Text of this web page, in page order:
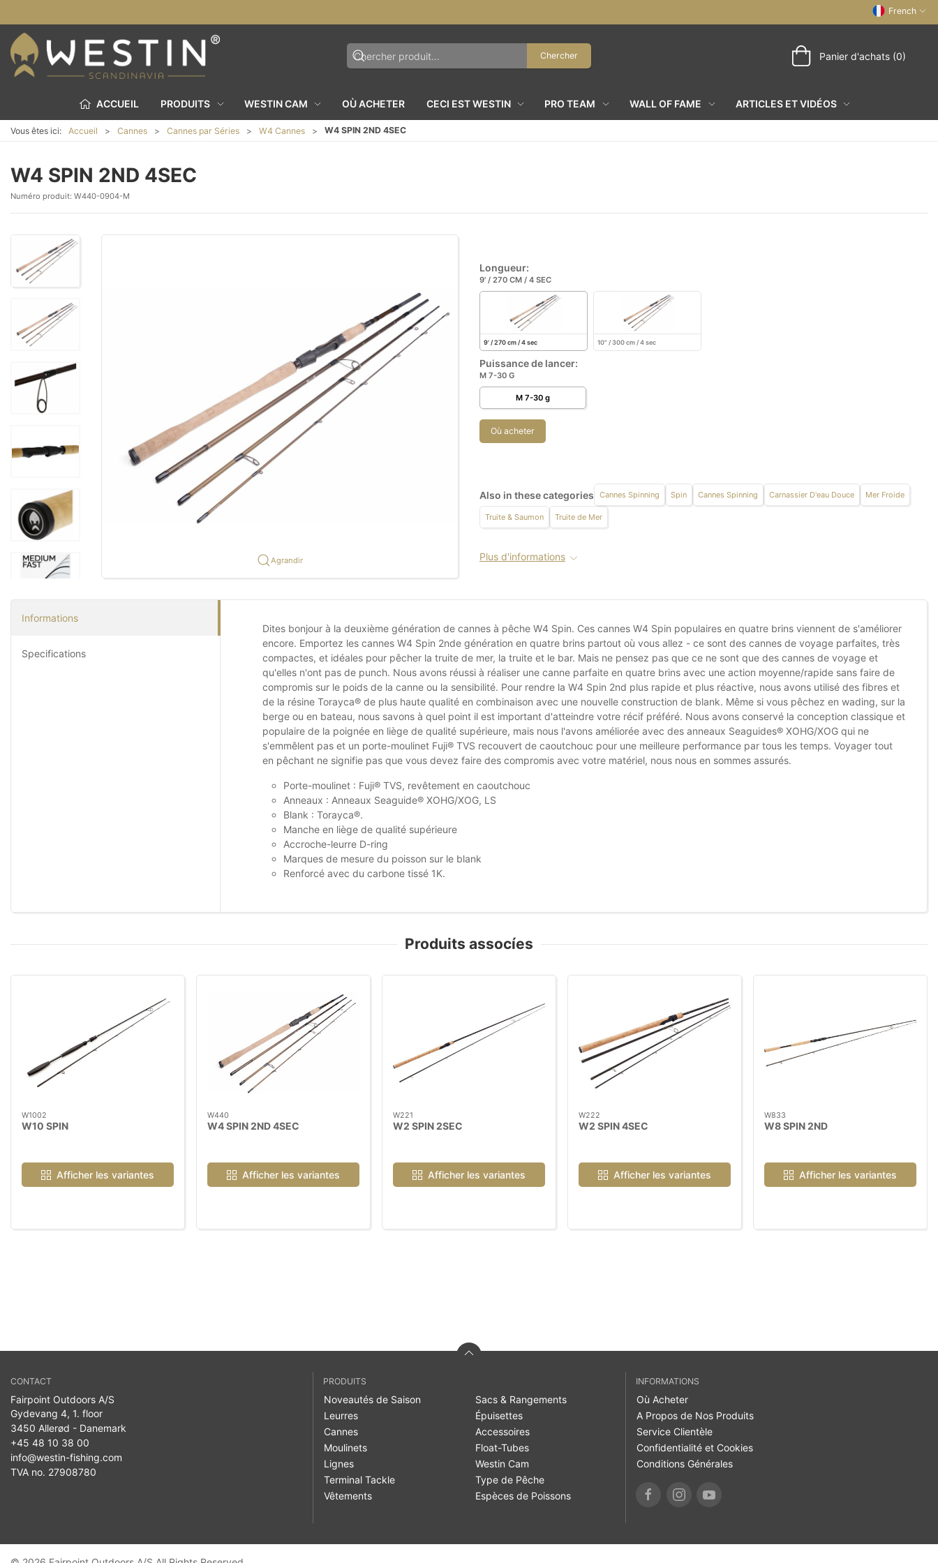
French
Chercher Panier d'achats (0)
ACCUEIL PRODUITS WESTIN CAM OÙ ACHETER CECI EST WESTIN PRO TEAM WALL OF FAME ARTICLES ET VIDÉOS
Vous êtes ici: Accueil Cannes Cannes par Séries W4 Cannes W4 SPIN 2ND 4SEC
W4 SPIN 2ND 4SEC
Numéro produit: W440-0904-M
Agrandir
Longueur:
9' / 270 CM / 4 SEC
9' / 270 cm / 4 sec 10" / 300 cm / 4 sec
Puissance de lancer:
M 7-30 G
M 7-30 g
Où acheter
Also in these categories Cannes Spinning Spin Cannes Spinning Carnassier D'eau Douce Mer Froide
Truite & Saumon Truite de Mer
Plus d'informations
Informations
Specifications
Dites bonjour à la deuxième génération de cannes à pêche W4 Spin. Ces cannes W4 Spin populaires en quatre brins viennent de s'améliorer
encore. Emportez les cannes W4 Spin 2nde génération en quatre brins partout où vous allez - ce sont des cannes de voyage parfaites, très
compactes, et idéales pour pêcher la truite de mer, la truite et le bar. Mais ne pensez pas que ce ne sont que des cannes de voyage et
qu'elles n'ont pas de punch. Nous avons réussi à réaliser une canne parfaite en quatre brins avec une action moyenne/rapide sans faire de
compromis sur le poids de la canne ou la sensibilité. Pour rendre la W4 Spin 2nd plus rapide et plus réactive, nous avons utilisé des fibres et
de la résine Torayca® de plus haute qualité en combinaison avec une nouvelle construction de blank. Même si vous pêchez en wading, sur la
berge ou en bateau, nous savons à quel point il est important d'atteindre votre récif préféré. Nous avons conservé la conception classique et
populaire de la poignée en liège de qualité supérieure, mais nous l'avons améliorée avec des anneaux Seaguides® XOHG/XOG qui ne
s'emmêlent pas et un porte-moulinet Fuji® TVS recouvert de caoutchouc pour une meilleure performance par tous les temps. Voyager tout
en pêchant ne signifie pas que vous devez faire des compromis avec votre matériel, nous nous en sommes assurés.
Porte-moulinet : Fuji® TVS, revêtement en caoutchouc
Anneaux : Anneaux Seaguide® XOHG/XOG, LS
Blank : Torayca®.
Manche en liège de qualité supérieure
Accroche-leurre D-ring
Marques de mesure du poisson sur le blank
Renforcé avec du carbone tissé 1K.
Produits assocíes
W1002
W10 SPIN
Afficher les variantes
W440
W4 SPIN 2ND 4SEC
Afficher les variantes
W221
W2 SPIN 2SEC
Afficher les variantes
W222
W2 SPIN 4SEC
Afficher les variantes
W833
W8 SPIN 2ND
Afficher les variantes
CONTACT
Fairpoint Outdoors A/S
Gydevang 4, 1. floor
3450 Allerød - Danemark
+45 48 10 38 00
info@westin-fishing.com
TVA no. 27908780
PRODUITS
Noveautés de Saison
Leurres
Cannes
Moulinets
Lignes
Terminal Tackle
Vêtements
Sacs & Rangements
Épuisettes
Accessoires
Float-Tubes
Westin Cam
Type de Pêche
Espèces de Poissons
INFORMATIONS
Où Acheter
A Propos de Nos Produits
Service Clientèle
Confidentialité et Cookies
Conditions Générales